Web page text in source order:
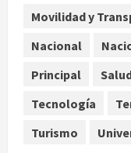
Movilidad y
Nacional
Principal
Tecnología
Turismo